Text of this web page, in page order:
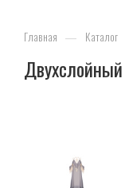
Главная — Каталог